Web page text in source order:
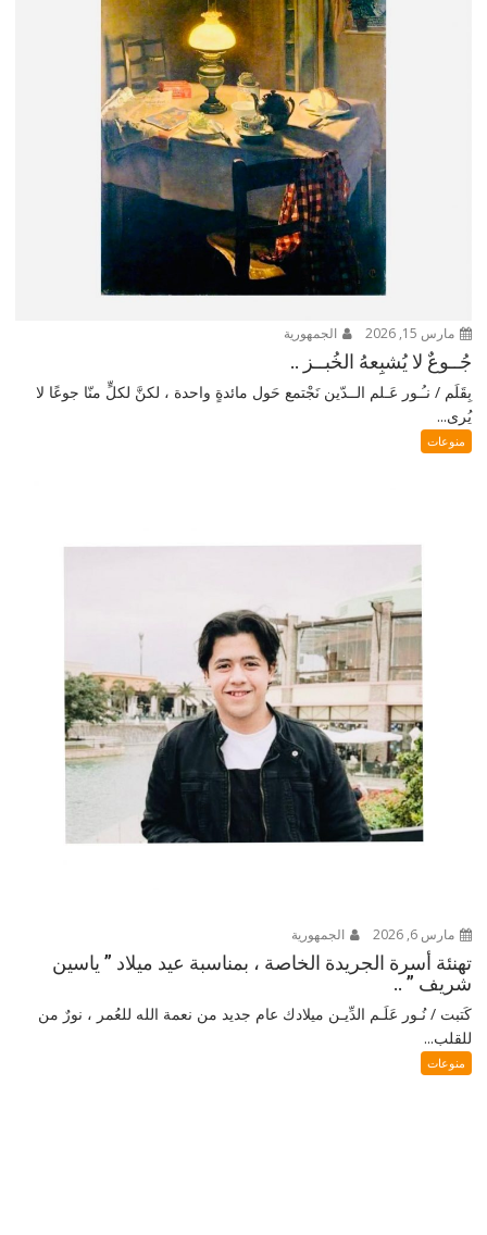
مارس 15, 2026 الجمهورية
جُــوعٌ لا يُشبِعهُ الخُبــز ..
بِقَلَم / نـُـور عَـلم الــدّين نَجْتمع حَول مائدةٍ واحدة ، لكنَّ لكلٍّ منّا جوعًا لا
يُرى...
منوعات
مارس 6, 2026 الجمهورية
تهنئة أسرة الجريدة الخاصة ، بمناسبة عيد ميلاد ” ياسين
شريف ” ..
كَتبت / نُـور عَلَـم الدِّيـن ميلادك عام جديد من نعمة الله للعُمر ، نورٌ من
للقلب...
منوعات